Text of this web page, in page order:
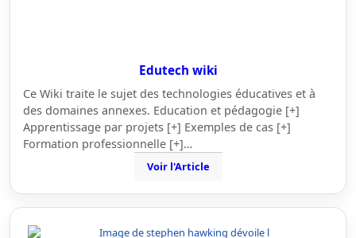
Edutech wiki
Ce Wiki traite le sujet des technologies éducatives et à
des domaines annexes. Education et pédagogie [+]
Apprentissage par projets [+] Exemples de cas [+]
Formation professionnelle [+]…
Voir l'Article